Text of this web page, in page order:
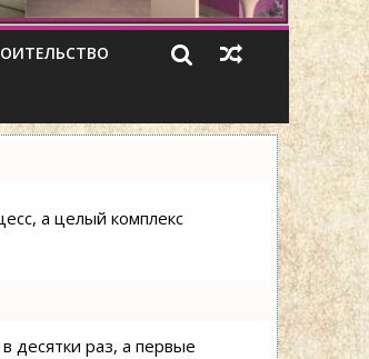
а целый комплекс
десятки раз, а первые